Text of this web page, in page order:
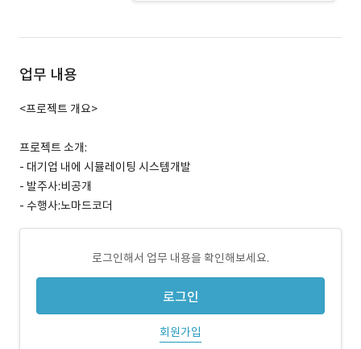
업무 내용
<프로젝트 개요>
프로젝트 소개:
- 대기업 내에 시뮬레이팅 시스템개발
- 발주사:비공개
- 수행사:노마드코더
로그인해서 업무 내용을 확인해보세요.
로그인
회원가입